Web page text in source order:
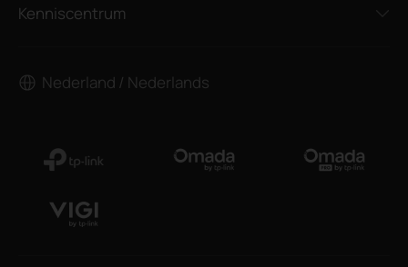
Kenniscentrum
Nederland / Nederlands